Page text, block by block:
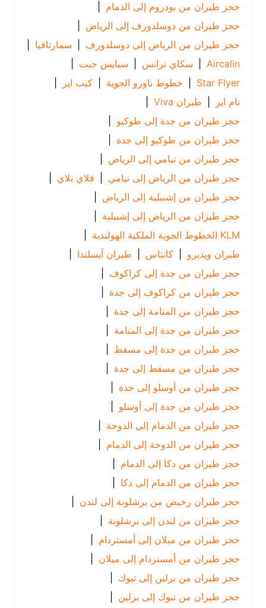
حجز طيران من بودروم إلى الدمام
|
حجز طيران من دوسلدورف إلى الرياض
|
حجز طيران من الرياض إلى دوسلدورف | سمارتافيا
|
Aircalin
| سكاي ترانس | سبايس جيت
|
Star Flyer
| خطوط ناورو الجوية | كيب اير |
| طيران Viva
|
حجز طيران من جدة إلى طوكيو |
حجز طيران من طوكيو إلى جدة
حجز طيران من نيامي إلى الرياض
|
حجز طيران من الرياض إلى نيامي | فلاي بلاي
حجز طيران من إشبيلية إلى الرياض
|
حجز طيران من الرياض إلى إشبيلية |
|
طيران ويديرو
| كانتاس | طيران آيسلندا |
حجز طيران من جدة إلى كراكوف |
حجز طيران من كراكوف إلى جدة
حجز طيران من المنامة إلى جدة
حجز طيران من جدة إلى المنامة |
حجز طيران من جدة إلى مسقط |
حجز طيران من مسقط إلى جدة
حجز طيران من أوسلو إلى جدة
حجز طيران من جدة إلى أوسلو
|
حجز طيران من الدمام إلى الدوحة |
حجز طيران من الدوحة إلى الدمام
|
حجز طيران من دكا إلى الدمام
|
حجز طيران من الدمام إلى دكا |
حجز طيران رخيص من برشلونة إلى لندن
|
حجز طيران من لندن إلى برشلونة
|
حجز طيران من ميلان إلى أمستردام |
حجز طيران من أمستردام إلى ميلان |
حجز طيران من برلين إلى تبوك
|
حجز طيران من تبوك إلى برلين |